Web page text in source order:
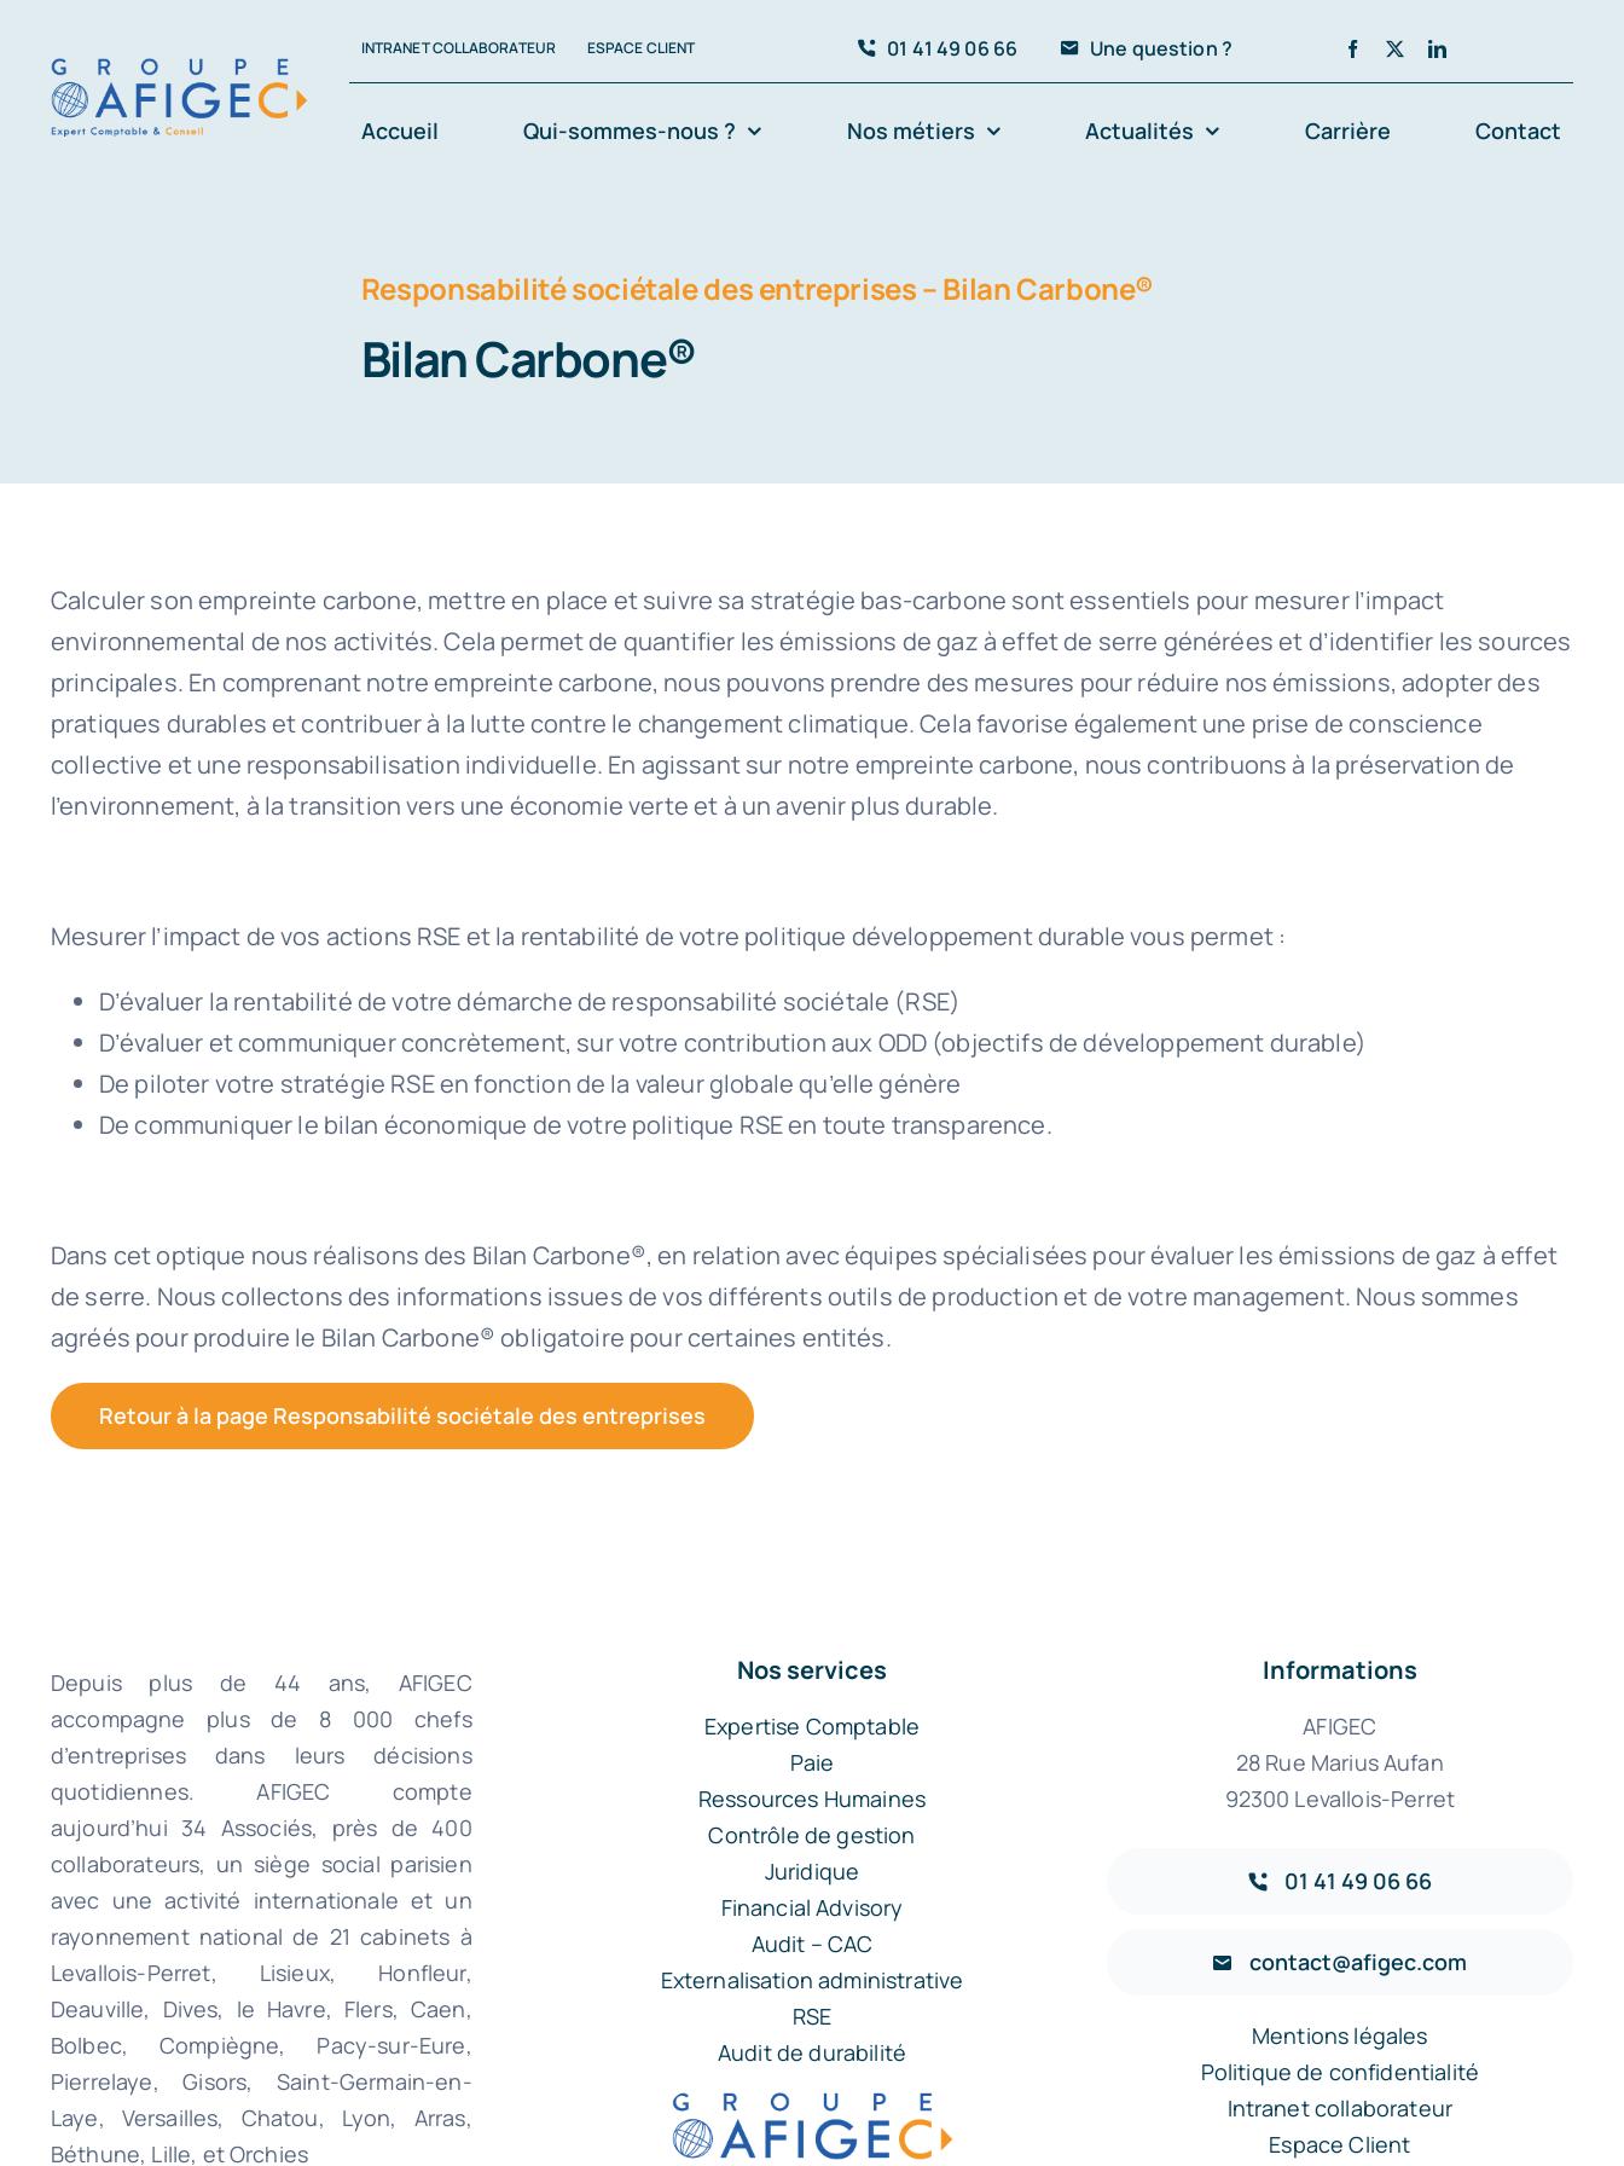
contenu
INTRANET COLLABORATEUR ESPACE CLIENT 01 41 49 06 66 Une question ?
Accueil Qui-sommes-nous ? Nos métiers Actualités Carrière Contact
Responsabilité sociétale des entreprises – Bilan Carbone®
Bilan Carbone®
Calculer son empreinte carbone, mettre en place et suivre sa stratégie bas-carbone sont essentiels pour mesurer l’impact
environnemental de nos activités. Cela permet de quantifier les émissions de gaz à effet de serre générées et d’identifier les sources
principales. En comprenant notre empreinte carbone, nous pouvons prendre des mesures pour réduire nos émissions, adopter des
pratiques durables et contribuer à la lutte contre le changement climatique. Cela favorise également une prise de conscience
collective et une responsabilisation individuelle. En agissant sur notre empreinte carbone, nous contribuons à la préservation de
l’environnement, à la transition vers une économie verte et à un avenir plus durable.
Mesurer l’impact de vos actions RSE et la rentabilité de votre politique développement durable vous permet :
D’évaluer la rentabilité de votre démarche de responsabilité sociétale (RSE)
D’évaluer et communiquer concrètement, sur votre contribution aux ODD (objectifs de développement durable)
De piloter votre stratégie RSE en fonction de la valeur globale qu’elle génère
De communiquer le bilan économique de votre politique RSE en toute transparence.
Dans cet optique nous réalisons des Bilan Carbone®, en relation avec équipes spécialisées pour évaluer les émissions de gaz à effet
de serre. Nous collectons des informations issues de vos différents outils de production et de votre management. Nous sommes
agréés pour produire le Bilan Carbone® obligatoire pour certaines entités.
Retour à la page Responsabilité sociétale des entreprises
Depuis plus de 44 ans, AFIGEC
accompagne plus de 8 000 chefs
d’entreprises dans leurs décisions
quotidiennes. AFIGEC compte
aujourd’hui 34 Associés, près de 400
collaborateurs, un siège social parisien
avec une activité internationale et un
rayonnement national de 21 cabinets à
Levallois-Perret, Lisieux, Honfleur,
Deauville, Dives, le Havre, Flers, Caen,
Bolbec, Compiègne, Pacy-sur-Eure,
Pierrelaye, Gisors, Saint-Germain-en-
Laye, Versailles, Chatou, Lyon, Arras,
Béthune, Lille, et Orchies
Nos services
Expertise Comptable
Paie
Ressources Humaines
Contrôle de gestion
Juridique
Financial Advisory
Audit – CAC
Externalisation administrative
RSE
Audit de durabilité
Informations
AFIGEC
28 Rue Marius Aufan
92300 Levallois-Perret
01 41 49 06 66
contact@afigec.com
Mentions légales
Politique de confidentialité
Intranet collaborateur
Espace Client